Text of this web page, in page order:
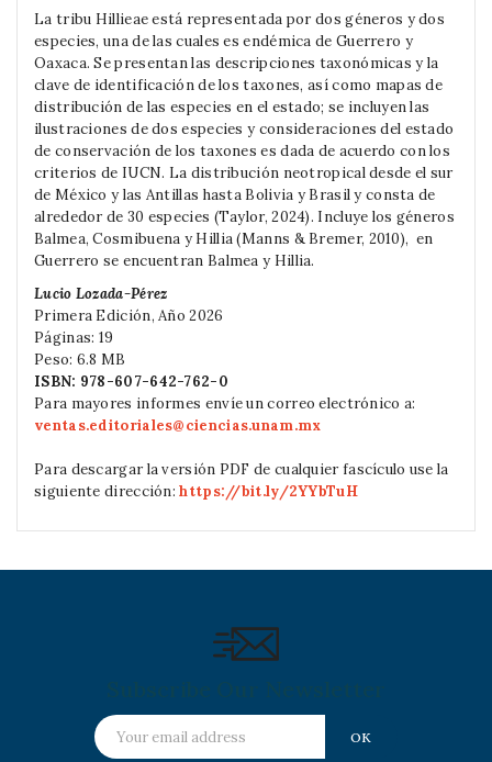
La tribu Hillieae está representada por dos géneros y dos
especies, una de las cuales es endémica de Guerrero y
Oaxaca. Se presentan las descripciones taxonómicas y la
clave de identificación de los taxones, así como mapas de
distribución de las especies en el estado; se incluyen las
ilustraciones de dos especies y consideraciones del estado
de conservación de los taxones es dada de acuerdo con los
criterios de IUCN. La distribución neotropical desde el sur
de México y las Antillas hasta Bolivia y Brasil y consta de
alrededor de 30 especies (Taylor, 2024). Incluye los géneros
Balmea, Cosmibuena y Hillia (Manns & Bremer, 2010), en
Guerrero se encuentran Balmea y Hillia.
Lucio Lozada-Pérez
Primera Edición, Año 2026
Páginas: 19
Peso: 6.8 MB
ISBN: 978-607-642-762-0
Para mayores informes envíe un correo electrónico a:
ventas.editoriales@ciencias.unam.mx
Para descargar la versión PDF de cualquier fascículo use la
siguiente dirección: https://bit.ly/2YYbTuH